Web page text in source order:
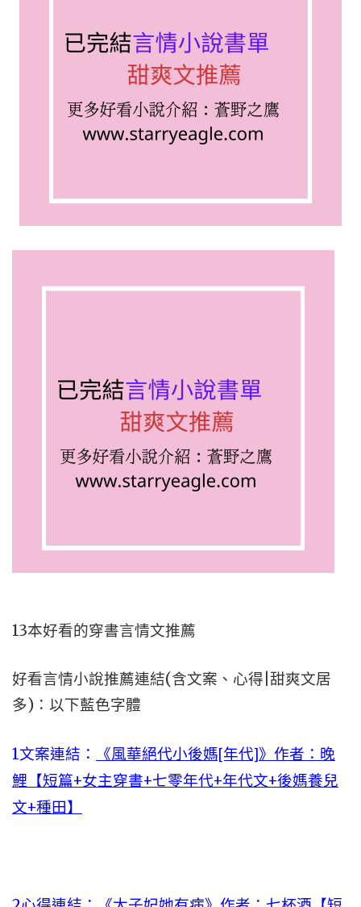
13本好看的穿書言情文推薦
好看言情小說推薦連結(含文案、心得|甜爽文居
多)：以下藍色字體
1文案連結：
《風華絕代小後媽[年代]》作者：晚
鯉【短篇+女主穿書+七零年代+年代文+後媽養兒
文+種田】